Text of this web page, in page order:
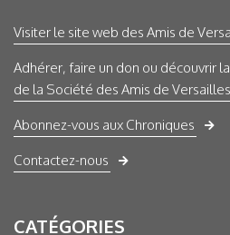
Visiter le site web des Amis de
Adhérer, faire un don ou découvrir
de la Société des Amis de Versailles
Abonnez-vous aux Chroniques
Contactez-nous
CATÉGORIES